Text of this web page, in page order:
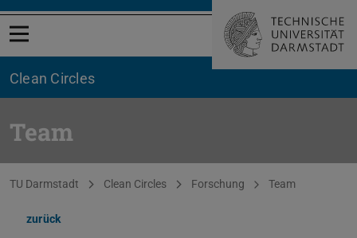
Menü öffnen
Clean Circles
Team
Sie befinden sich hier:
TU Darmstadt Clean Circles Forschung Team
zurück